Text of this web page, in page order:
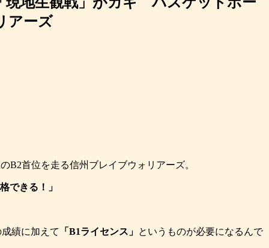
アーズ
B2首位を走る信州ブレイブウォリアーズ。
できる！」
績に加えて 「B1ライセンス」 というものが必要になるんで